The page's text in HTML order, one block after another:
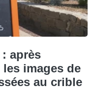
après
images de
au crible